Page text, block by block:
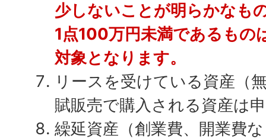
少しないことが明らかなも
1点100万円未満であるもの
対象となります。
リースを受けている資産（
賦販売で購入される資産は
繰延資産（創業費、開業費